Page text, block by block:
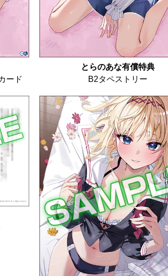
ード
とらのあな有償特典
B2タペストリー